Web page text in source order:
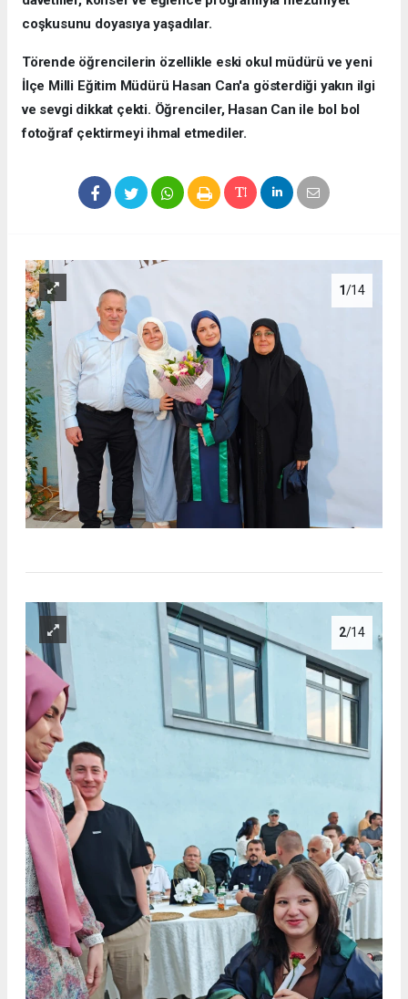
coşkusunu doyasıya yaşadılar.
Törende öğrencilerin özellikle eski okul müdürü ve yeni
İlçe Milli Eğitim Müdürü Hasan Can'a gösterdiği yakın ilgi
ve sevgi dikkat çekti. Öğrenciler, Hasan Can ile bol bol
fotoğraf çektirmeyi ihmal etmediler.
1/14
2/14